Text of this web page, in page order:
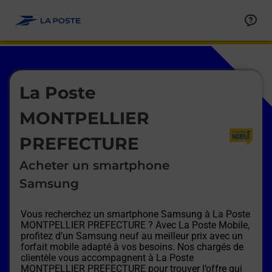
La Poste
MONTPELLIER
PREFECTURE
Acheter un smartphone
Samsung
Vous recherchez un smartphone Samsung à La Poste
MONTPELLIER PREFECTURE ? Avec La Poste Mobile,
profitez d’un Samsung neuf au meilleur prix avec un
forfait mobile adapté à vos besoins. Nos chargés de
clientèle vous accompagnent à La Poste
MONTPELLIER PREFECTURE pour trouver l’offre qui
Le lien s'ouvre dans un nouvel onglet